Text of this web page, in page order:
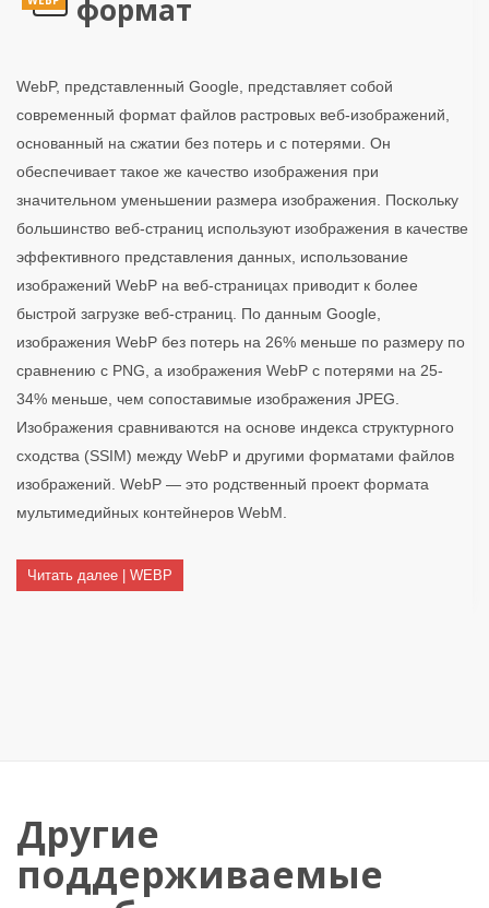
формат
WebP, представленный Google, представляет собой
современный формат файлов растровых веб-изображений,
основанный на сжатии без потерь и с потерями. Он
обеспечивает такое же качество изображения при
значительном уменьшении размера изображения. Поскольку
большинство веб-страниц используют изображения в качестве
эффективного представления данных, использование
изображений WebP на веб-страницах приводит к более
быстрой загрузке веб-страниц. По данным Google,
изображения WebP без потерь на 26% меньше по размеру по
сравнению с PNG, а изображения WebP с потерями на 25-
34% меньше, чем сопоставимые изображения JPEG.
Изображения сравниваются на основе индекса структурного
сходства (SSIM) между WebP и другими форматами файлов
изображений. WebP — это родственный проект формата
мультимедийных контейнеров WebM.
Читать далее | WEBP
Другие
поддерживаемые